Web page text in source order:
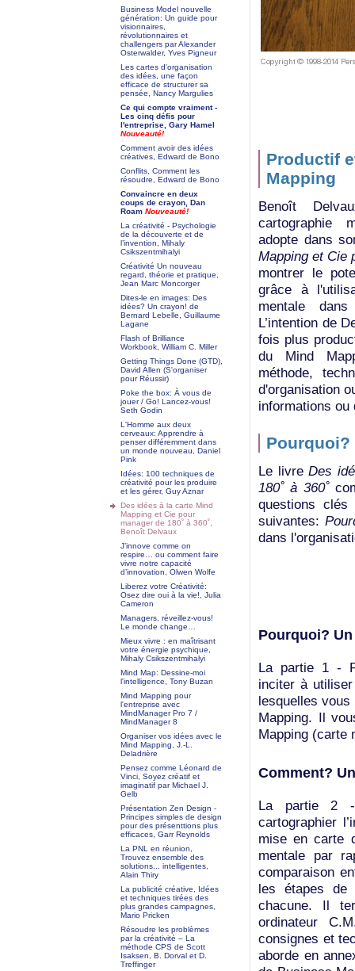
Business Model nouvelle
génération: Un guide pour
visionnaires,
révolutionnaires et
challengers par Alexander
Osterwalder, Yves Pigneur
Les cartes d'organisation
des idées, une façon
efficace de structurer sa
pensée, Nancy Margulies
Ce qui compte vraiment -
Les cinq défis pour
l'entreprise, Gary Hamel
Nouveauté!
Comment avoir des idées
créatives, Edward de Bono
Conflits, Comment les
résoudre, Edward de Bono
Convaincre en deux
coups de crayon, Dan
Roam Nouveauté!
La créativité - Psychologie
de la découverte et de
l’invention, Mihaly
Csikszentmihalyi
Créativité Un nouveau
regard, théorie et pratique,
Jean Marc Moncorger
Dites-le en images: Des
idées? Un crayon! de
Bernard Lebelle, Guillaume
Lagane
Flash of Brilliance
Workbook, William C. Miller
Getting Things Done (GTD),
David Allen (S'organiser
pour Réussir)
Poke the box: À vous de
jouer / Go! Lancez-vous!
Seth Godin
L'Homme aux deux
cerveaux: Apprendre à
penser différemment dans
un monde nouveau, Daniel
Pink
Idées: 100 techniques de
créativité pour les produire
et les gérer, Guy Aznar
Des idées à la carte Mind
Mapping et Cie pour
manager de 180˚ à 360˚,
Benoît Delvaux
J’innove comme on
respire… ou comment faire
vivre notre capacité
d’innovation, Olwen Wolfe
Liberez votre Créativité:
Osez dire oui à la vie!, Julia
Cameron
Managers, réveillez-vous!
Le monde change…
Mieux vivre : en maîtrisant
votre énergie psychique,
Mihaly Csikszentmihalyi
Mind Map: Dessine-moi
l'intelligence, Tony Buzan
Mind Mapping pour
l'entreprise avec
MindManager Pro 7 /
MindManager 8
Organiser vos idées avec le
Mind Mapping, J.-L.
Deladrière
Pensez comme Léonard de
Vinci, Soyez créatif et
imaginatif par Michael J.
Gelb
Présentation Zen Design -
Principes simples de design
pour des présenttions plus
efficaces, Garr Reynolds
La PNL en réunion,
Trouvez ensemble des
solutions... intelligentes,
Alain Thiry
La publicité créative, Idées
et techniques tirées des
plus grandes campagnes,
Mario Pricken
Résoudre les problèmes
par la créativité – La
méthode CPS de Scott
Isaksen, B. Dorval et D.
Treffinger
Productif
Mapping
Benoît
cartographie
adopte dans
Mapping et Cie
montrer le
grâce à
mentale
L’intention de
fois plus
du Mind
méthode,
d'organisation
informations ou
Pourquoi?
Le livreDes
180˚ à 360˚
questions
suivantes:
dans
Pourquoi?
La partie 1 -
inciter à
lesquelles
Mapping. Il
Mapping (carte
Comment?
La partie 2 -
cartographier
mise en carte
mentale par
comparaison
les étapes de
chacune. Il
ordinateur
consignes et
aborde en